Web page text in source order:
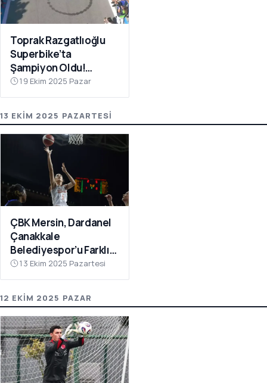
Toprak Razgatlıoğlu
Superbike’ta
Şampiyon Oldu!
Rakibinin Skandal
Hamlesi Tepki Çekti
19 Ekim 2025 Pazar
13 EKIM 2025 PAZARTESI
ÇBK Mersin, Dardanel
Çanakkale
Belediyespor’u Farklı
Geçti: 112-78
13 Ekim 2025 Pazartesi
12 EKIM 2025 PAZAR